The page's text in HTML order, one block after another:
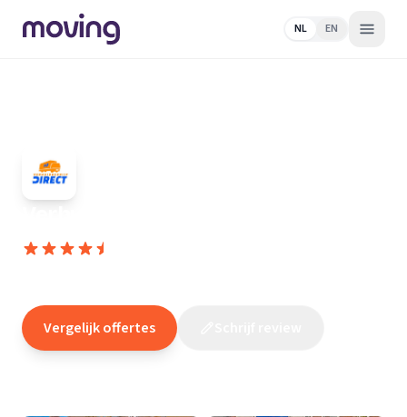
NL EN
Vergelijk offertes